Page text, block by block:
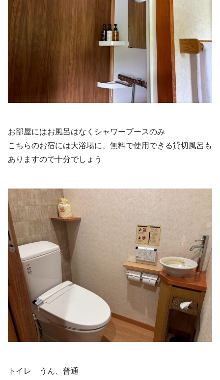
お部屋にはお風呂はなくシャワーブースのみ
こちらのお宿には大浴場に、無料で使用できる貸切風呂も
ありますので十分でしょう
トイレ うん、普通